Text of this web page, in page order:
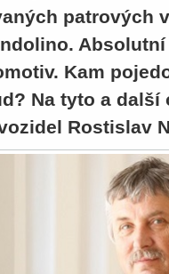
patrových
Kam
Na tyto a
Rostislav